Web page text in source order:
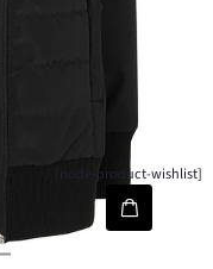
[node-product-wishlist]